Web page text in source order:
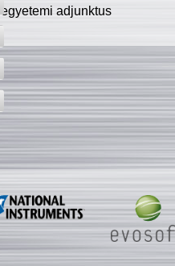
egyetemi adjunktus